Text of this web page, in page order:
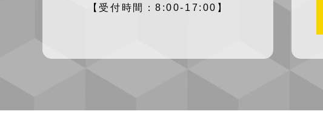
【受付時間：8:00-17:00】